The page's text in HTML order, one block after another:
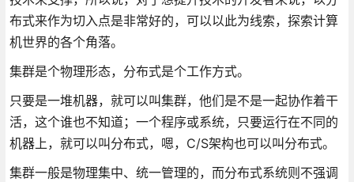
布式来作为切入点是非常好的，可以以此为线索，探索计算
机世界的各个角落。
集群是个物理形态，分布式是个工作方式。
只要是一堆机器，就可以叫集群，他们是不是一起协作着干
活，这个谁也不知道；一个程序或系统，只要运行在不同的
机器上，就可以叫分布式，嗯，C/S架构也可以叫分布式。
集群一般是物理集中、统一管理的，而分布式系统则不强调